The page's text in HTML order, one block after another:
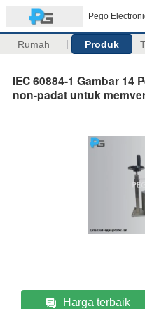
Pego
Rumah Produk
IEC 60884-1 Gambar
non-padat untuk
Harga terbaik